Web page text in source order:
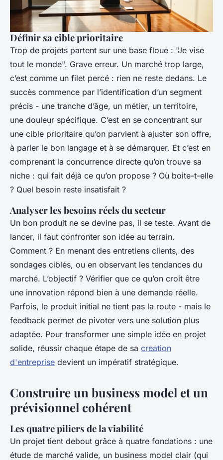
Définir sa cible prioritaire
Trop de projets partent sur une base floue : "Je vise
tout le monde". Grave erreur. Un marché trop large,
c’est comme un filet percé : rien ne reste dedans. Le
succès commence par l’identification d’un segment
précis - une tranche d’âge, un métier, un territoire,
une douleur spécifique. C’est en se concentrant sur
une cible prioritaire qu’on parvient à ajuster son offre,
à parler le bon langage et à se démarquer. Et c’est en
comprenant la concurrence directe qu’on trouve sa
niche : qui fait déjà ce qu’on propose ? Où boite-t-elle
? Quel besoin reste insatisfait ?
Analyser les besoins réels du secteur
Un bon produit ne se devine pas, il se teste. Avant de
lancer, il faut confronter son idée au terrain.
Comment ? En menant des entretiens clients, des
sondages ciblés, ou en observant les tendances du
marché. L’objectif ? Vérifier que ce qu’on croit être
une innovation répond bien à une demande réelle.
Parfois, le produit initial ne tient pas la route - mais le
feedback permet de pivoter vers une solution plus
adaptée. Pour transformer une simple idée en projet
solide, réussir chaque étape de sa creation
d'entreprise devient un impératif stratégique.
Construire un business model et un
prévisionnel cohérent
Les quatre piliers de la viabilité
Un projet tient debout grâce à quatre fondations : une
étude de marché valide, un business model clair (qui